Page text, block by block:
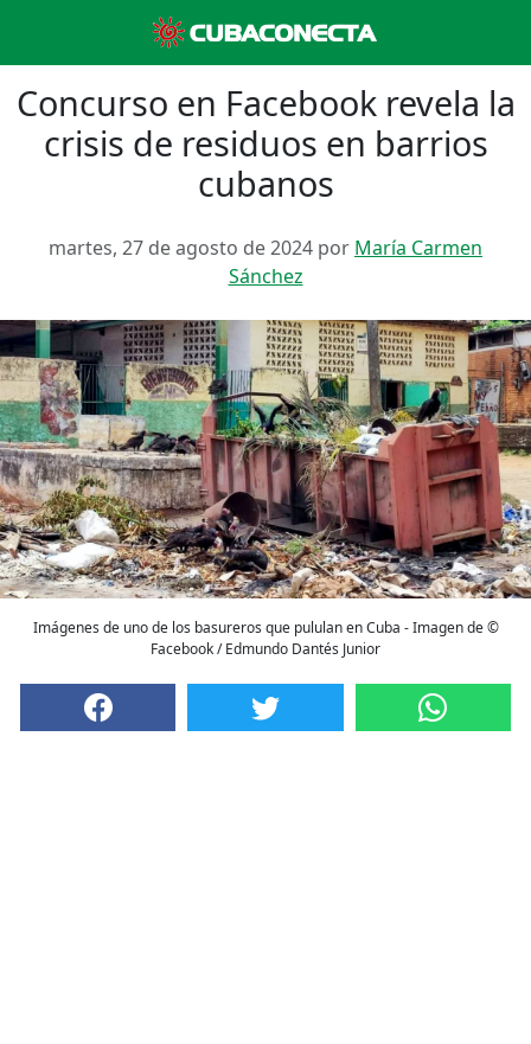
Concurso en Facebook revela la
crisis de residuos en barrios
cubanos
martes, 27 de agosto de 2024 por María Carmen
Sánchez
Imágenes de uno de los basureros que pululan en Cuba - Imagen de ©
Facebook / Edmundo Dantés Junior